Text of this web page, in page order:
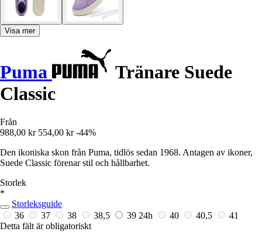
Visa mer
Puma
Tränare Suede
Classic
Från
988,00 kr 554,00 kr -44%
Den ikoniska skon från Puma, tidlös sedan 1968. Antagen av ikoner,
Suede Classic förenar stil och hållbarhet.
Storlek
*
Storleksguide
36
37 38 38,5 39 24h 40 40,5
41
Detta fält är obligatoriskt